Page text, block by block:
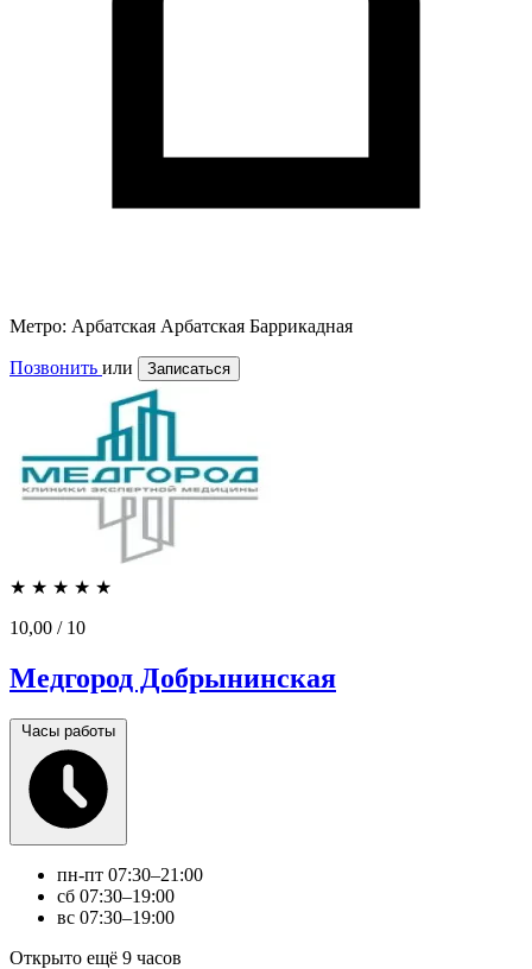
Метро: Арбатская Арбатская Баррикадная
Позвонить или Записаться
★ ★ ★ ★ ★
10,00 / 10
Медгород Добрынинская
Часы работы
пн-пт 07:30–21:00
сб 07:30–19:00
вс 07:30–19:00
Открыто ещё 9 часов